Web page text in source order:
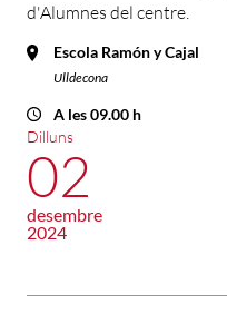
d'Alumnes del centre.
Escola Ramón y Cajal
Ulldecona
A les 09.00 h
Dilluns
02
desembre
2024